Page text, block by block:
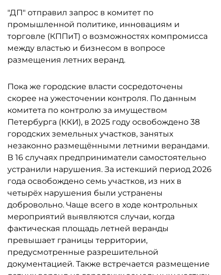
"ДП" отправил запрос в комитет по
промышленной политике, инновациям и
торговле (КППиТ) о возможностях компромисса
между властью и бизнесом в вопросе
размещения летних веранд.
Пока же городские власти сосредоточены
скорее на ужесточении контроля. По данным
комитета по контролю за имуществом
Петербурга (ККИ), в 2025 году освобождено 38
городских земельных участков, занятых
незаконно размещёнными летними верандами.
В 16 случаях предприниматели самостоятельно
устранили нарушения. За истекший период 2026
года освобождено семь участков, из них в
четырёх нарушения были устранены
добровольно. Чаще всего в ходе контрольных
мероприятий выявляются случаи, когда
фактическая площадь летней веранды
превышает границы территории,
предусмотренные разрешительной
документацией. Также встречается размещение